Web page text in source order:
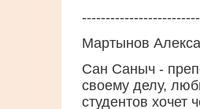
Мартынов
Сан Саныч -
своему делу,
студентов хочет